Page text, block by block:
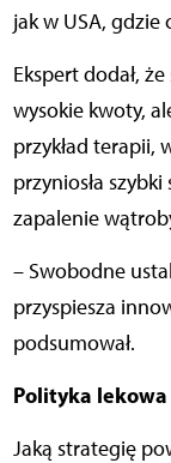
jak w USA, gdzie
Ekspert dodał,
wysokie kwoty,
przykład terapii,
przyniosła
zapalenie
– Swobodne
przyspiesza
podsumował.
Polityka
Jaką strategię